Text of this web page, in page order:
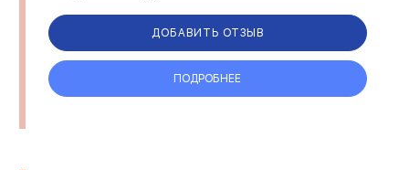
ДОБАВИТЬ ОТЗЫВ
ПОДРОБНЕЕ